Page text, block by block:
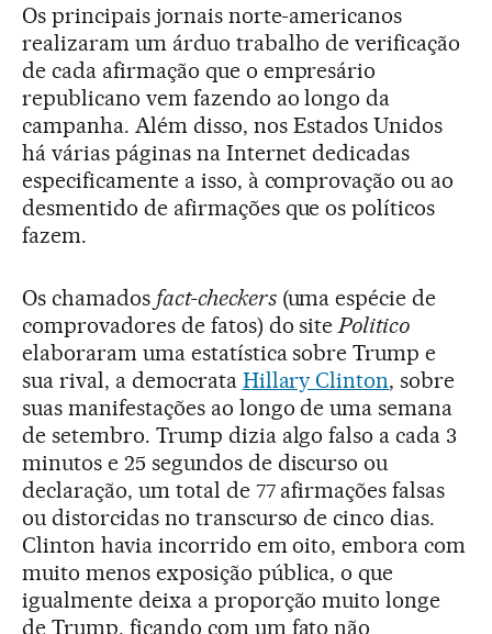
Os principais jornais norte-americanos
realizaram um árduo trabalho de verificação
de cada afirmação que o empresário
republicano vem fazendo ao longo da
campanha. Além disso, nos Estados Unidos
há várias páginas na Internet dedicadas
especificamente a isso, à comprovação ou ao
desmentido de afirmações que os políticos
fazem.
Os chamados fact-checkers(uma espécie de
comprovadores de fatos) do site Politico
elaboraram uma estatística sobre Trump e
sua rival, a democrata Hillary Clinton, sobre
suas manifestações ao longo de uma semana
de setembro. Trump dizia algo falso a cada 3
minutos e 25 segundos de discurso ou
declaração, um total de 77 afirmações falsas
ou distorcidas no transcurso de cinco dias.
Clinton havia incorrido em oito, embora com
muito menos exposição pública, o que
igualmente deixa a proporção muito longe
de Trump, ficando com um fato não